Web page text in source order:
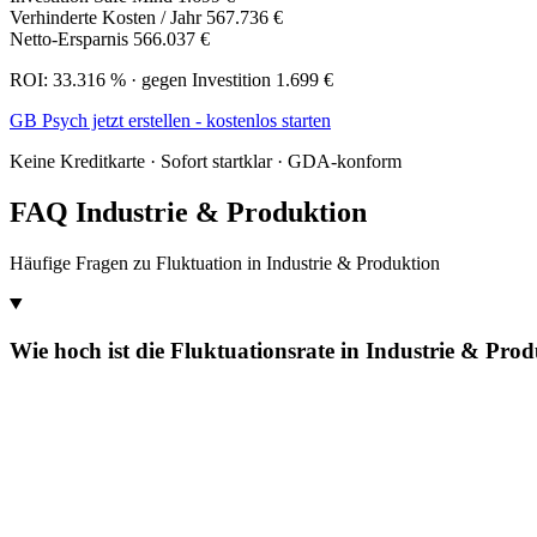
Verhinderte Kosten / Jahr 567.736 €
Netto-Ersparnis 566.037 €
ROI: 33.316 % · gegen Investition 1.699 €
GB Psych jetzt erstellen - kostenlos starten
Keine Kreditkarte · Sofort startklar · GDA-konform
FAQ Industrie & Produktion
Häufige Fragen zu Fluktuation in Industrie & Produktion
Wie hoch ist die Fluktuationsrate in Industrie &